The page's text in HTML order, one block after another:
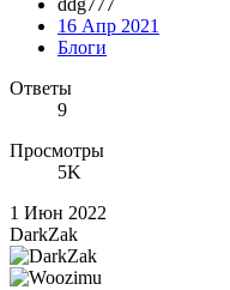
ddg777
16 Апр 2021
Блоги
Ответы
9
Просмотры
5K
1 Июн 2022
DarkZak